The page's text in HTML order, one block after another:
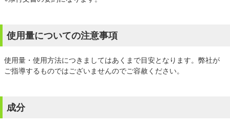
使用量についての注意事項
使用量・使用方法につきましてはあくまで目安となります。弊社が
ご指導するものではございませんのでご容赦ください。
成分